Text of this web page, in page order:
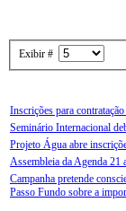
Exibir #
Inscrições para
Seminário Internacional
Projeto Água abre
Assembleia da Agenda 21
Campanha pretende
Passo Fundo sobre a